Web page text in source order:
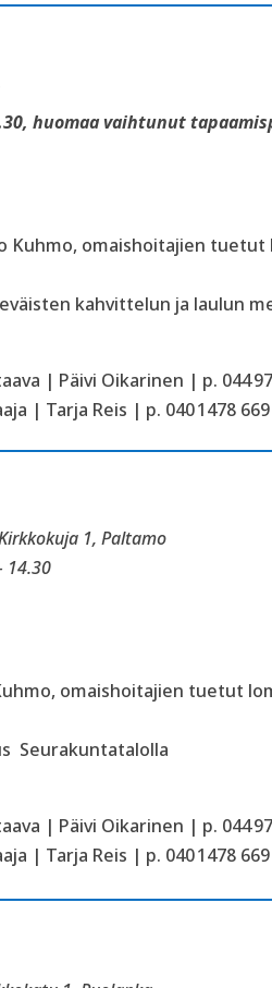
huomaa vaihtunut
Kuhmo, omaishoitajien tuetut
kahvittelun ja laulun
| Päivi Oikarinen | p. 044
| Tarja Reis | p. 040 1478 669
1, Paltamo
14.30
omaishoitajien tuetut
Seurakuntatalolla
| Päivi Oikarinen | p. 044
| Tarja Reis | p. 040 1478 669